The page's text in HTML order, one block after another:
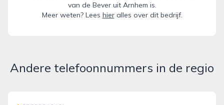
van de Bever uit Arnhem is.
Meer weten? Lees hieralles over dit bedrijf.
Andere telefoonnummers in de regio